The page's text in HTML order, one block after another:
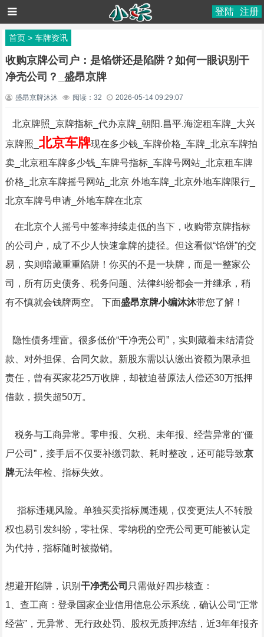
登陆 注册
首页> 车牌资讯
收购京牌公司户：是馅饼还是陷阱？如何一眼识别干
净壳公司？_盛昂京牌
盛昂京牌沐沐 阅读： 32 2026-05-14 09:29:07
北京牌照_京牌指标_代办京牌_朝阳.昌平.海淀租车牌_大兴
京牌照_ 北京车牌现在多少钱_车牌价格_车牌_北京车牌拍
卖_北京租车牌多少钱_车牌号指标_车牌号网站_北京租车牌
价格_北京车牌摇号网站_北京 外地车牌_北京外地车牌限行_
北京车牌号申请_外地车牌在北京
在北京个人摇号中签率持续走低的当下，收购带京牌指标
的公司户，成了不少人快速拿牌的捷径。但这看似“馅饼”的交
易，实则暗藏重重陷阱！你买的不是一块牌，而是一整家公
司，所有历史债务、税务问题、法律纠纷都会一并继承，稍
有不慎就会钱牌两空。 下面盛昂京牌小编沐沐带您了解！
隐性债务埋雷。很多低价“干净壳公司”，实则藏着未结清贷
款、对外担保、合同欠款。新股东需以认缴出资额为限承担
责任，曾有买家花25万收牌，却被迫替原法人偿还30万抵押
借款，损失超50万。
税务与工商异常。零申报、欠税、未年报、经营异常的“僵
尸公司”，接手后不仅要补缴罚款、耗时整改，还可能导致京
牌无法年检、指标失效。
指标违规风险。单独买卖指标属违规，仅变更法人不转股
权也易引发纠纷，零社保、零纳税的空壳公司更可能被认定
为代持，指标随时被撤销。
想避开陷阱，识别 干净壳公司 只需做好四步核查：
1、查工商：登录国家企业信用信息公示系统，确认公司“正常
经营”，无异常、无行政处罚、股权无质押冻结，近3年年报齐